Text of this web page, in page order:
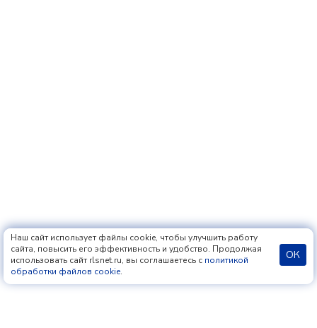
Наш сайт использует файлы cookie, чтобы улучшить работу
сайта, повысить его эффективность и удобство. Продолжая
использовать сайт rlsnet.ru, вы соглашаетесь с политикой
обработки файлов cookie.
ОК